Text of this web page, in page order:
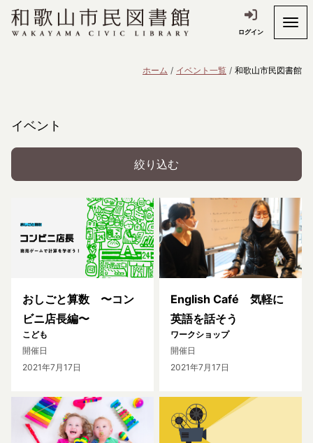
ログイン
ホーム イベント一覧 和歌山市民図書館
イベント
絞り込む
おしごと算数 〜コン
ビニ店長編〜
こども
開催日
2021年7月17日
English Café 気軽に
英語を話そう
ワークショップ
開催日
2021年7月17日